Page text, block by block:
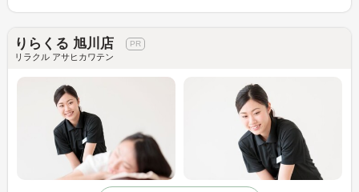
りらくる 旭川店
リラクル アサヒカワテン